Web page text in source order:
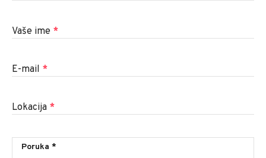
Vaše ime *
E-mail *
Lokacija *